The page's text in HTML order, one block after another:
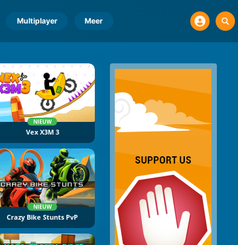
Multiplayer Meer
NIEUW
Vex X3M 3
NIEUW
Crazy Bike Stunts PvP